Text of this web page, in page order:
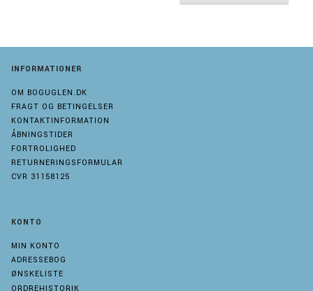
INFORMATIONER
OM BOGUGLEN.DK
FRAGT OG BETINGELSER
KONTAKTINFORMATION
ÅBNINGSTIDER
FORTROLIGHED
RETURNERINGSFORMULAR
CVR 31158125
KONTO
MIN KONTO
ADRESSEBOG
ØNSKELISTE
ORDREHISTORIK